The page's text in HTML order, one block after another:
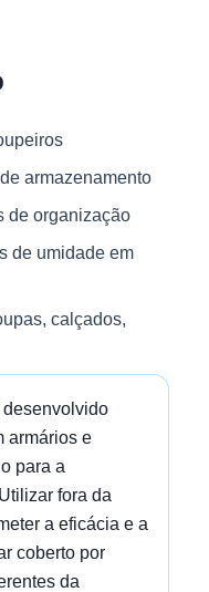
armazenamento
de organização
de umidade em
calçados,
armários e
para a
fora da
a eficácia e a
coberto por
da